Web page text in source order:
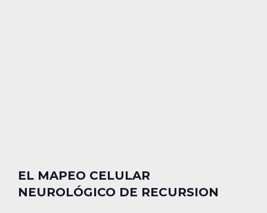
EL MAPEO CELULAR
NEUROLÓGICO DE RECURSION